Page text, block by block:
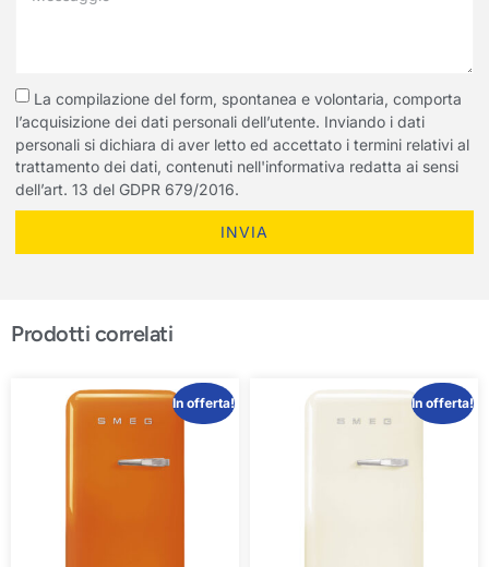
La compilazione del form, spontanea e volontaria, comporta
l’acquisizione dei dati personali dell’utente. Inviando i dati
personali si dichiara di aver letto ed accettato i termini relativi al
trattamento dei dati, contenuti nell'informativa redatta ai sensi
dell’art. 13 del GDPR 679/2016.
INVIA
Prodotti correlati
In offerta! In offerta!